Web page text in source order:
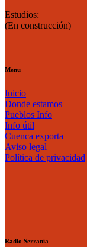
Estudios:
(En construcción)
Menu
Inicio
Donde estamos
Pueblos Info
Info útil
Cuenca exporta
Aviso legal
Política de privacidad
Radio Serranía